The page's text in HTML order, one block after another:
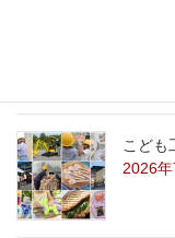
こども
2026